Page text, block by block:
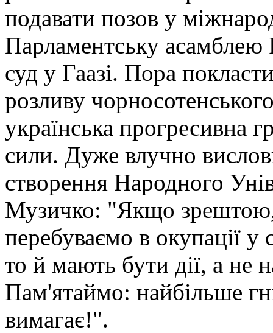
подавати позов у
Парламентську
суд у Гаазі. Пора
розливу
українська прогресивна
сили. Дуже влучно
створення Народного
Музичко: "Якщо
перебуваємо в окупації у
то й мають бути дії, а не
Пам'ятаймо: найбільше
вимагає!".